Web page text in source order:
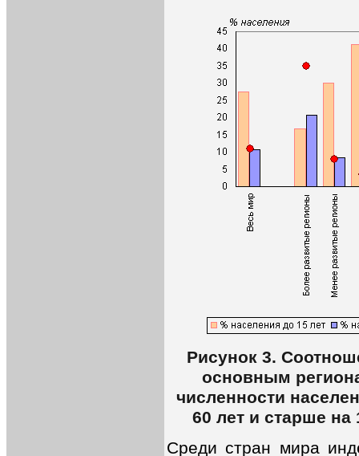
Рисунок 3.
основным
численности
60 лет и старше на
Среди стран мира